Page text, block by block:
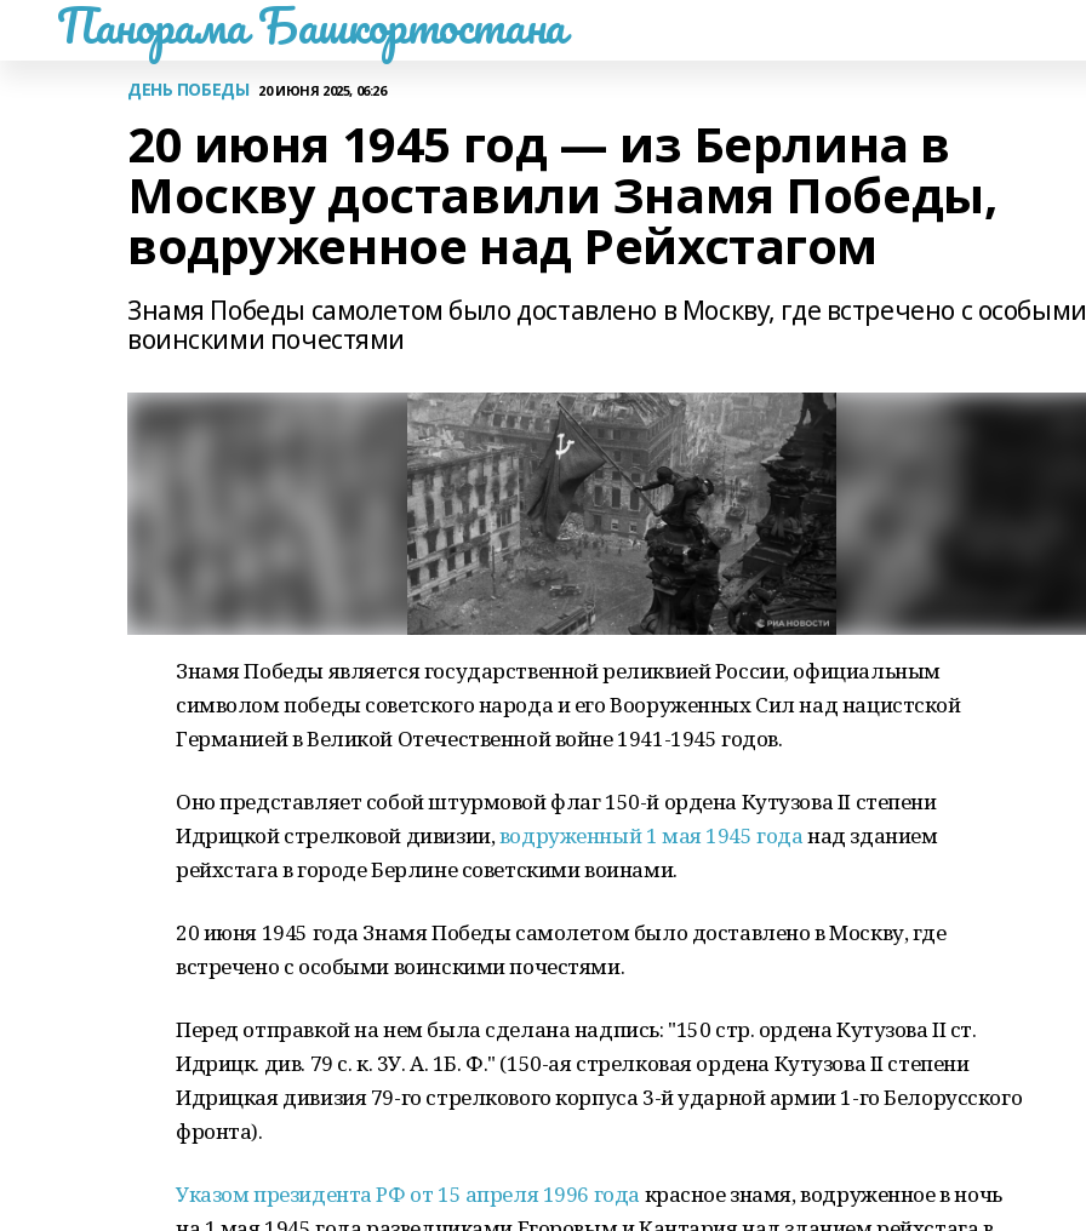
Панорама Башкортостана
ДЕНЬ ПОБЕДЫ 20 ИЮНЯ 2025, 06:26
20 июня 1945 год — из Берлина в
Москву доставили Знамя Победы,
водруженное над Рейхстагом
Знамя Победы самолетом было доставлено в Москву, где встречено с особыми
воинскими почестями
Знамя Победы является государственной реликвией России, официальным
символом победы советского народа и его Вооруженных Сил над нацистской
Германией в Великой Отечественной войне 1941-1945 годов.
Оно представляет собой штурмовой флаг 150-й ордена Кутузова II степени
Идрицкой стрелковой дивизии,водруженный 1 мая 1945 годанад зданием
рейхстага в городе Берлине советскими воинами.
20 июня 1945 года Знамя Победы самолетом было доставлено в Москву, где
встречено с особыми воинскими почестями.
Перед отправкой на нем была сделана надпись: "150 стр. ордена Кутузова II ст.
Идрицк. див. 79 с. к. 3У. А. 1Б. Ф." (150-ая стрелковая ордена Кутузова II степени
Идрицкая дивизия 79-го стрелкового корпуса 3-й ударной армии 1-го Белорусского
фронта).
Указом президента РФ от 15 апреля 1996 года красное знамя, водруженное в ночь